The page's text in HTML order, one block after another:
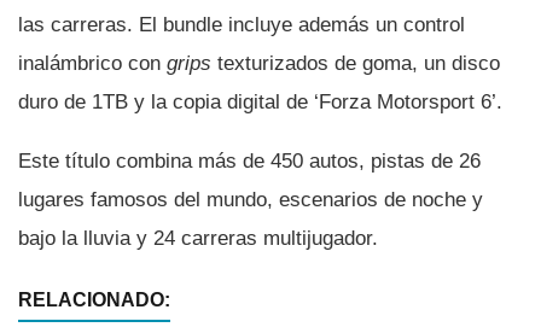
las carreras. El bundle incluye además un control
inalámbrico con grips texturizados de goma, un disco
duro de 1TB y la copia digital de ‘Forza Motorsport 6’.
Este tí­tulo combina más de 450 autos, pistas de 26
lugares famosos del mundo, escenarios de noche y
bajo la lluvia y 24 carreras multijugador.
RELACIONADO: